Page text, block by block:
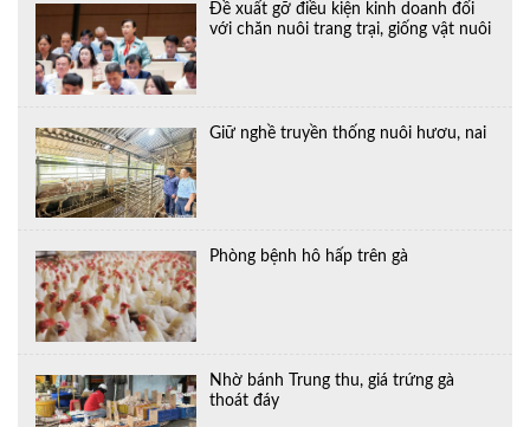
Đề xuất gỡ điều kiện kinh doanh đối
với chăn nuôi trang trại, giống vật nuôi
Giữ nghề truyền thống nuôi hươu, nai
Phòng bệnh hô hấp trên gà
Nhờ bánh Trung thu, giá trứng gà
thoát đáy